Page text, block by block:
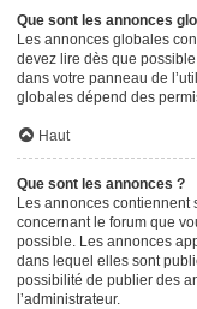
Que sont les annonces
Les annonces globales
devez lire dès que
dans votre panneau de
globales dépend des
Haut
Que sont les annonces ?
Les annonces contiennent
concernant le forum que
possible. Les annonces
dans lequel elles sont
possibilité de publier des
l’administrateur.